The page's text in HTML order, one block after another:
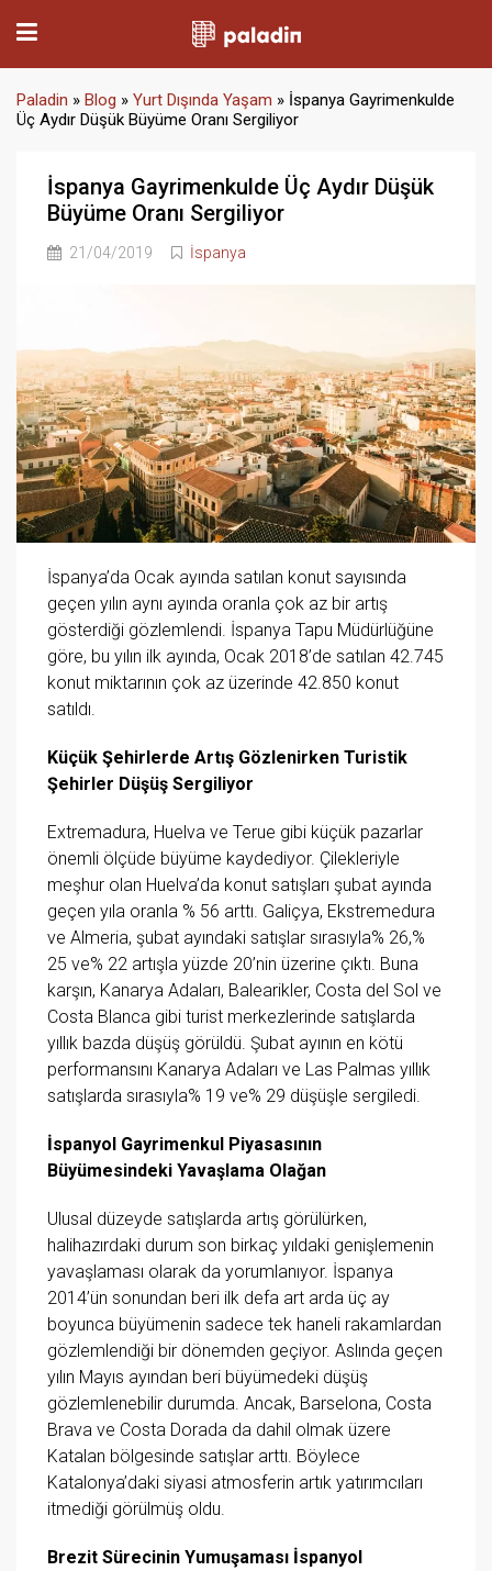
Paladin » Blog » Yurt Dışında Yaşam » İspanya Gayrimenkulde
Üç Aydır Düşük Büyüme Oranı Sergiliyor
İspanya Gayrimenkulde Üç Aydır Düşük
Büyüme Oranı Sergiliyor
21/04/2019 İspanya
İspanya’da Ocak ayında satılan konut sayısında
geçen yılın aynı ayında oranla çok az bir artış
gösterdiği gözlemlendi. İspanya Tapu Müdürlüğüne
göre, bu yılın ilk ayında, Ocak 2018’de satılan 42.745
konut miktarının çok az üzerinde 42.850 konut
satıldı.
Küçük Şehirlerde Artış Gözlenirken Turistik
Şehirler Düşüş Sergiliyor
Extremadura, Huelva ve Terue gibi küçük pazarlar
önemli ölçüde büyüme kaydediyor. Çilekleriyle
meşhur olan Huelva’da konut satışları şubat ayında
geçen yıla oranla % 56 arttı. Galiçya, Ekstremedura
ve Almeria, şubat ayındaki satışlar sırasıyla% 26,%
25 ve% 22 artışla yüzde 20’nin üzerine çıktı. Buna
karşın, Kanarya Adaları, Balearikler, Costa del Sol ve
Costa Blanca gibi turist merkezlerinde satışlarda
yıllık bazda düşüş görüldü. Şubat ayının en kötü
performansını Kanarya Adaları ve Las Palmas yıllık
satışlarda sırasıyla% 19 ve% 29 düşüşle sergiledi.
İspanyol Gayrimenkul Piyasasının
Büyümesindeki Yavaşlama Olağan
Ulusal düzeyde satışlarda artış görülürken,
halihazırdaki durum son birkaç yıldaki genişlemenin
yavaşlaması olarak da yorumlanıyor. İspanya
2014’ün sonundan beri ilk defa art arda üç ay
boyunca büyümenin sadece tek haneli rakamlardan
gözlemlendiği bir dönemden geçiyor. Aslında geçen
yılın Mayıs ayından beri büyümedeki düşüş
gözlemlenebilir durumda. Ancak, Barselona, ​​Costa
Brava ve Costa Dorada da dahil olmak üzere
Katalan bölgesinde satışlar arttı. Böylece
Katalonya’daki siyasi atmosferin artık yatırımcıları
itmediği görülmüş oldu.
Brezit Sürecinin Yumuşaması İspanyol